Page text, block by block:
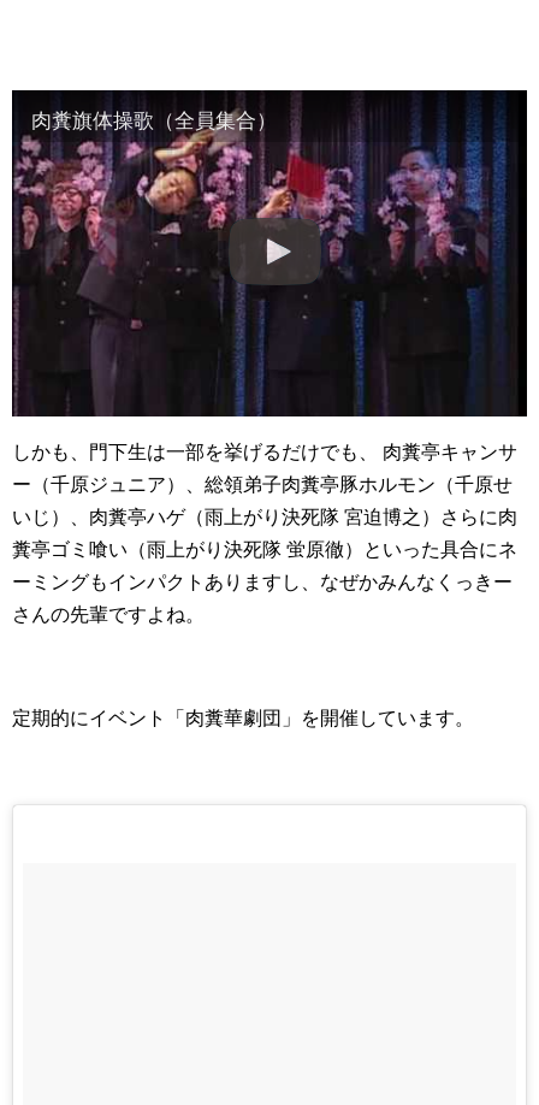
肉糞旗体操歌（全員集合）
しかも、門下生は一部を挙げるだけでも、 肉糞亭キャンサ
ー（千原ジュニア）、総領弟子肉糞亭豚ホルモン（千原せ
いじ）、肉糞亭ハゲ（雨上がり決死隊 宮迫博之）さらに肉
糞亭ゴミ喰い（雨上がり決死隊 蛍原徹）といった具合にネ
ーミングもインパクトありますし、なぜかみんなくっきー
さんの先輩ですよね。
定期的にイベント「肉糞華劇団」を開催しています。